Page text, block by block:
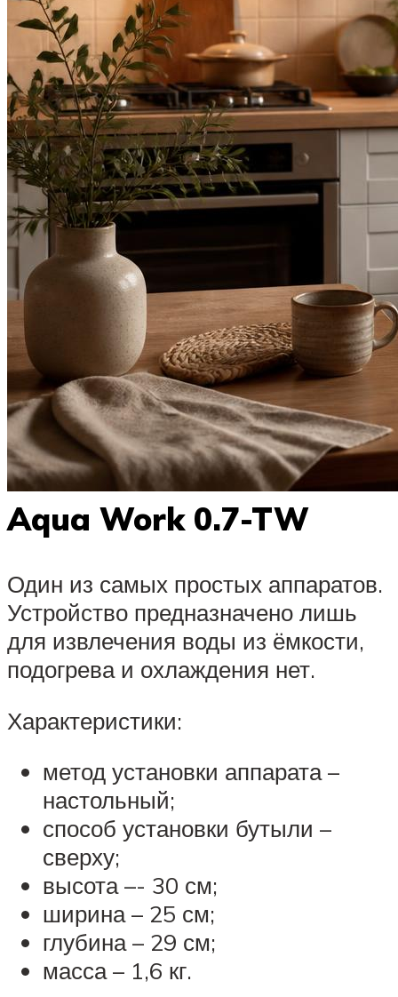
Aqua Work 0.7-TW
Один из самых простых аппаратов.
Устройство предназначено лишь
для извлечения воды из ёмкости,
подогрева и охлаждения нет.
Характеристики:
метод установки аппарата –
настольный;
способ установки бутыли –
сверху;
высота –- 30 см;
ширина – 25 см;
глубина – 29 см;
масса – 1,6 кг.